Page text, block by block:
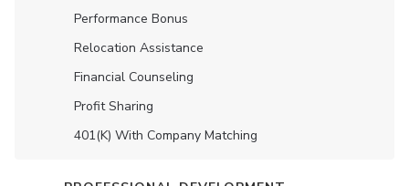
Performance Bonus
Relocation Assistance
Financial Counseling
Profit Sharing
401(K) With Company Matching